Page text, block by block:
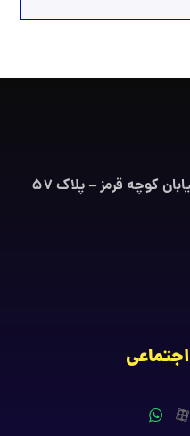
کوچه قرمز – پلاک ۵۷